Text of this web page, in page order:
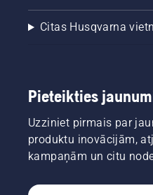
Citas Husqvarna
Pieteikties
Uzziniet pirmais par
produktu inovācijām,
kampaņām un citu